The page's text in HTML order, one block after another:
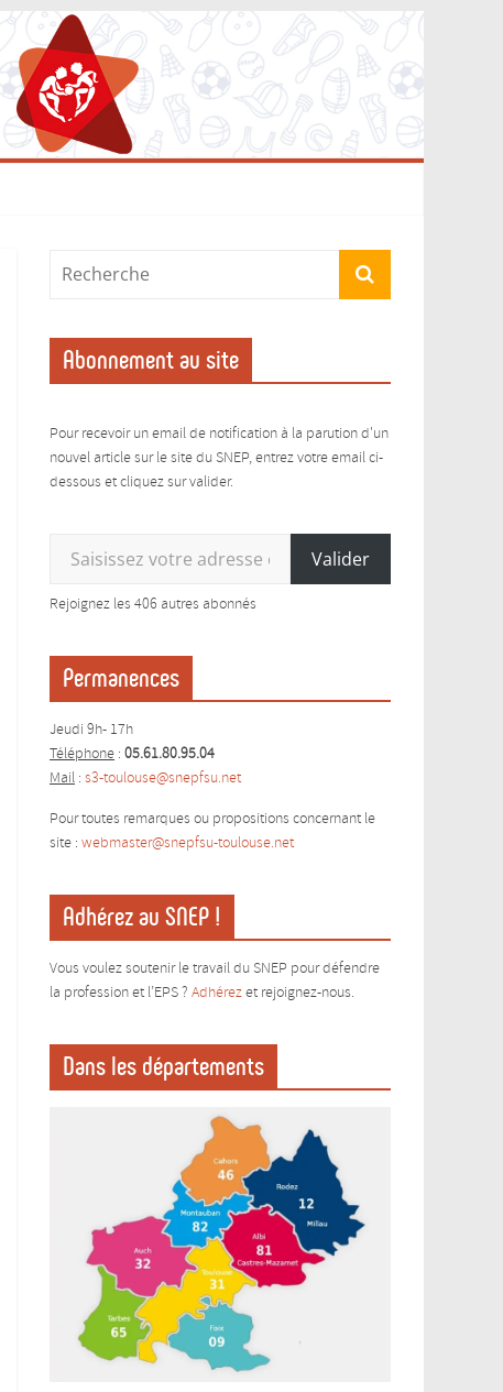
Abonnement au site
Pour recevoir un email de notification à la parution d'un
nouvel article sur le site du SNEP, entrez votre email ci-
dessous et cliquez sur valider.
Valider
Rejoignez les 406 autres abonnés
Permanences
Jeudi 9h- 17h
Téléphone : 05.61.80.95.04
Mail : s3-toulouse@snepfsu.net
Pour toutes remarques ou propositions concernant le
site : webmaster@snepfsu-toulouse.net
Adhérez au SNEP !
Vous voulez soutenir le travail du SNEP pour défendre
la profession et l’EPS ? Adhérezet rejoignez-nous.
Dans les départements